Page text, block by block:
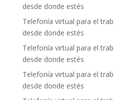
desde donde estés
Telefonía virtual para el
desde donde estés
Telefonía virtual para el
desde donde estés
Telefonía virtual para el
desde donde estés